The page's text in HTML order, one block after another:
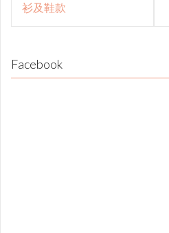
衫及鞋款
Facebook